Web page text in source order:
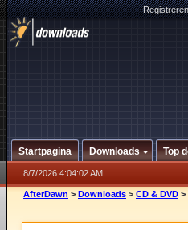
Registreren
Startpagina Downloads Top
8/7/2026 4:04:02 AM
AfterDawn > Downloads > CD & DVD >